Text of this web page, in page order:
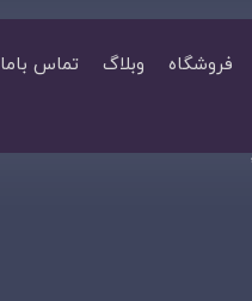
فروشگاه وبلاگ تماس باما